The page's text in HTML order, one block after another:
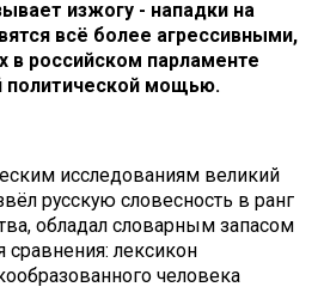
изжогу - нападки на
всё более агрессивными,
в российском парламенте
политической мощью.
исследованиям великий
русскую словесность в ранг
обладал словарным запасом
сравнения: лексикон
человека